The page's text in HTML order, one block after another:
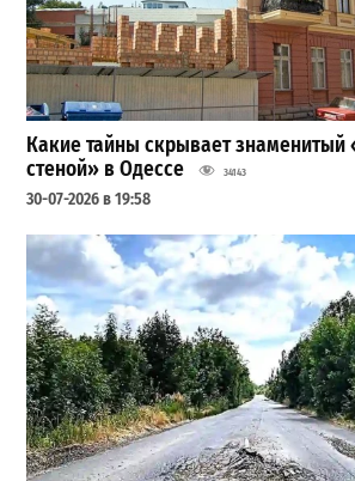
Какие тайны скрывает знаменитый
стеной» в Одессе
34143
30-07-2026 в 19:58